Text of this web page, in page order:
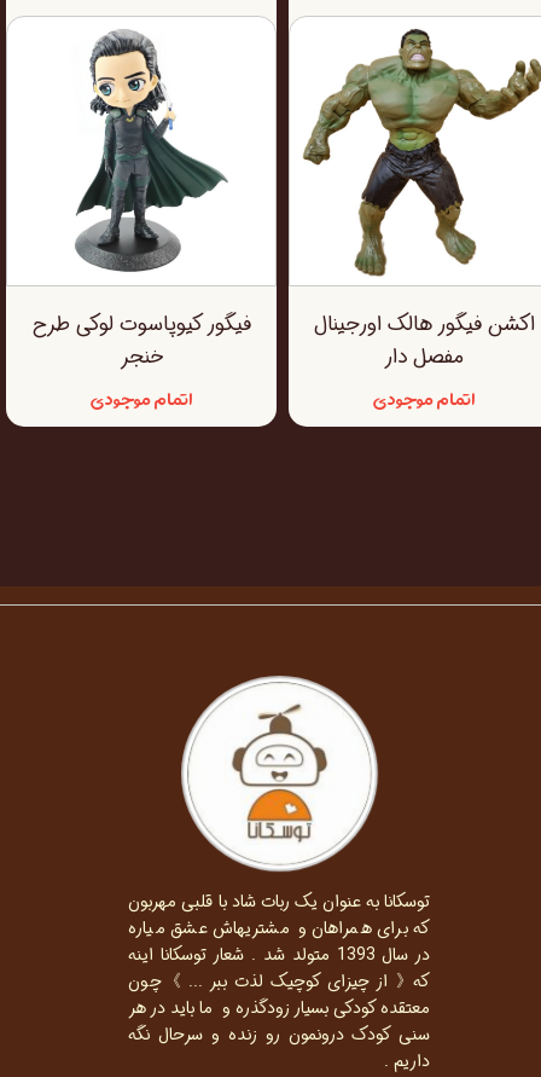
اکشن فیگور هالک اورجینال
مفصل دار
اتمام موجودی
فیگور کیوپاسوت لوکی طرح
خنجر
اتمام موجودی
توسکانا به عنوان یک ربات شاد با قلبی مهربون
که برای همراهان و مشتریهاش عشق میاره
در سال 1393 متولد شد . شعار توسکانا اینه
که《 از چیزای کوچیک لذت ببر ... 》چون
معتقده کودکی بسیار زودگذره و ما باید در هر
سنی کودک درونمون رو زنده و سرحال نگه
داریم .